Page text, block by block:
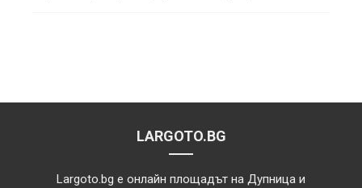
LARGOTO.BG
Largoto.bg е онлайн площадът на Дупница и